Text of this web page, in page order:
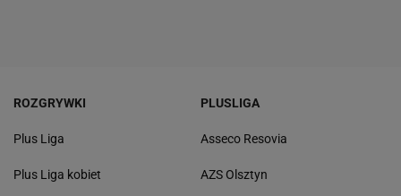
ROZGRYWKI
Plus Liga
Plus Liga kobiet
PLUSLIGA
Asseco Resovia
AZS Olsztyn